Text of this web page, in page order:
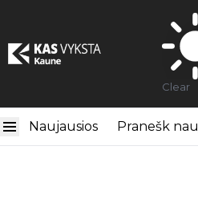
Clear
Naujausios Pranešk